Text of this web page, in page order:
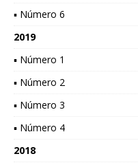
▪ Número 6
2019
▪ Número 1
▪ Número 2
▪ Número 3
▪ Número 4
2018